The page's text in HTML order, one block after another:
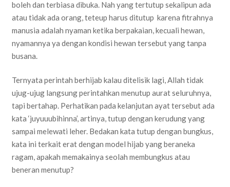
boleh dan terbiasa dibuka. Nah yang tertutup sekalipun ada
atau tidak ada orang, teteup harus ditutup karena fitrahnya
manusia adalah nyaman ketika berpakaian, kecuali hewan,
nyamannya ya dengan kondisi hewan tersebut yang tanpa
busana.
Ternyata perintah berhijab kalau ditelisik lagi, Allah tidak
ujug-ujug langsung perintahkan menutup aurat seluruhnya,
tapi bertahap. Perhatikan pada kelanjutan ayat tersebut ada
kata ‘juyuuubihinna’, artinya, tutup dengan kerudung yang
sampai melewati leher. Bedakan kata tutup dengan bungkus,
kata ini terkait erat dengan model hijab yang beraneka
ragam, apakah memakainya seolah membungkus atau
beneran menutup?